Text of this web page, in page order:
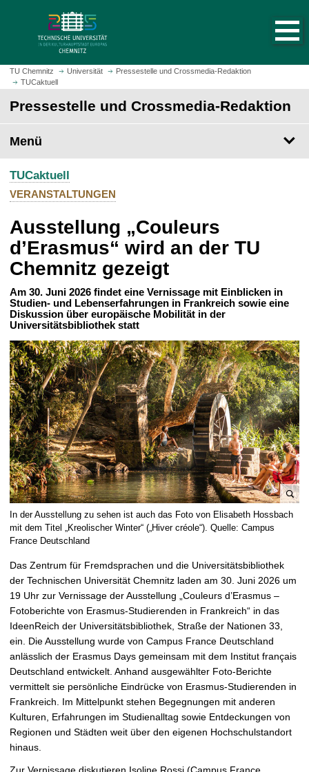
m
H
t
s
i
e
a
u
f
r
f
e
n
TU Chemnitz Universität
Pressestelle und Crossmedia-Redaktion
TUCaktuell
Pressestelle und Crossmedia-Redaktion
Menü
TUCaktuell
VERANSTALTUNGEN
Ausstellung „Couleurs
d’Erasmus“ wird an der TU
Chemnitz gezeigt
Am 30. Juni 2026 findet eine Vernissage mit Einblicken in
Studien- und Lebenserfahrungen in Frankreich sowie eine
Diskussion über europäische Mobilität in der
Universitätsbibliothek statt
i
v
e
r
g
r
ö
ß
e
r
n
In der Ausstellung zu sehen ist auch das Foto von Elisabeth Hossbach
mit dem Titel „Kreolischer Winter“ („Hiver créole“). Quelle: Campus
France Deutschland
Das Zentrum für Fremdsprachen und die Universitätsbibliothek
der Technischen Universität Chemnitz laden am 30. Juni 2026 um
19 Uhr zur Vernissage der Ausstellung „Couleurs d’Erasmus –
Fotoberichte von Erasmus-Studierenden in Frankreich“ in das
IdeenReich der Universitätsbibliothek, Straße der Nationen 33,
ein. Die Ausstellung wurde von Campus France Deutschland
anlässlich der Erasmus Days gemeinsam mit dem Institut français
Deutschland entwickelt. Anhand ausgewählter Foto-Berichte
vermittelt sie persönliche Eindrücke von Erasmus-Studierenden in
Frankreich. Im Mittelpunkt stehen Begegnungen mit anderen
Kulturen, Erfahrungen im Studienalltag sowie Entdeckungen von
Regionen und Städten weit über den eigenen Hochschulstandort
hinaus.